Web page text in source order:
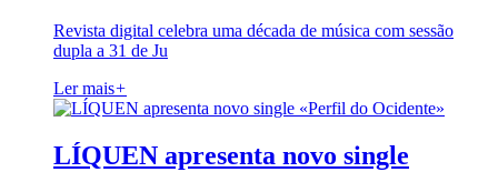
Revista digital celebra uma década de música com sessão
dupla a 31 de Ju
Ler mais+
LÍQUEN apresenta novo single